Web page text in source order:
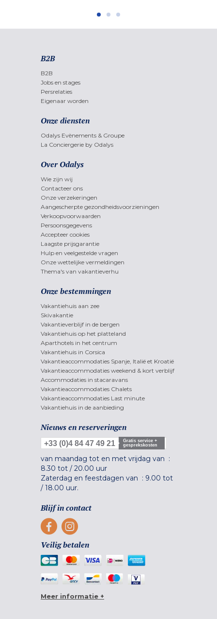
B2B
B2B
Jobs en stages
Persrelaties
Eigenaar worden
Onze diensten
Odalys Evènements & Groupe
La Conciergerie by Odalys
Over Odalys
Wie zijn wij
Contacteer ons
Onze verzekeringen
Aangescherpte gezondheidsvoorzieningen
Verkoopvoorwaarden
Persoonsgegevens
Accepteer cookies
Laagste prijsgarantie
Hulp en veelgestelde vragen
Onze wettelijke vermeldingen
Thema's van vakantieverhu
Onze bestemmingen
Vakantiehuis aan zee
Skivakantie
Vakantieverblijf in de bergen
Vakantiehuis op het platteland
Aparthotels in het centrum
Vakantiehuis in Corsica
Vakantieaccommodaties Spanje, Italië et Kroatië
Vakantieaccommodaties weekend & kort verblijf
Accommodaties in stacaravans
Vakantieaccommodaties Chalets
Vakantieaccommodaties Last minute
Vakantiehuis in de aanbieding
Nieuws en reserveringen
+33 (0)4 84 47 49 21
Gratis service +
gesprekskosten
van maandag tot en met vrijdag van :
8.30 tot / 20.00 uur
Zaterdag en feestdagen van : 9.00 tot
/ 18.00 uur.
Blijf in contact
Veilig betalen
Meer informatie +